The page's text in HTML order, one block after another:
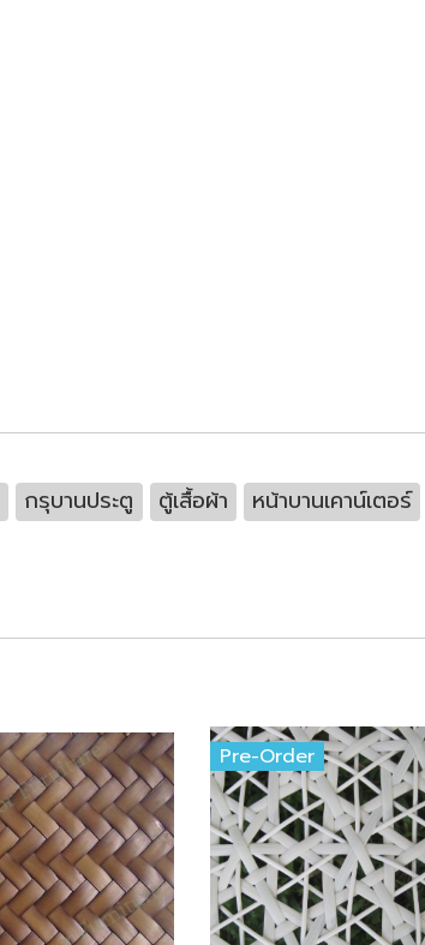
กรุบานประตู ตู้เสื้อผ้า หน้าบานเคาน์เตอร์
Pre-Order